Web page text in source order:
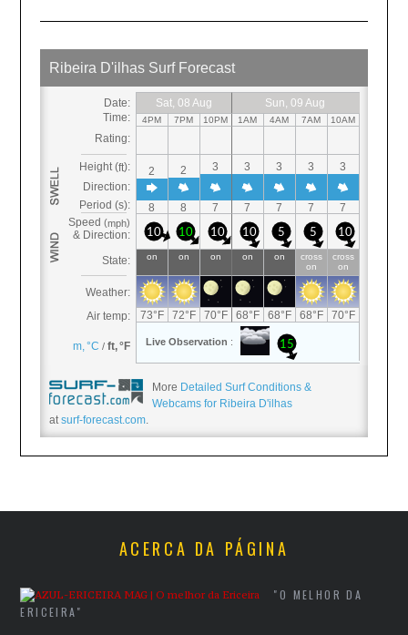
More Detailed Surf Conditions &
Webcams for Ribeira D'ilhas
atsurf-forecast.com.
ACERCA DA PÁGINA
"O MELHOR DA
ERICEIRA"